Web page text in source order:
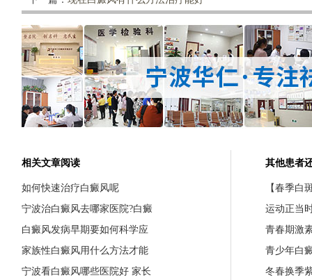
相关文章阅读
如何快速治疗白癜风呢
宁波治白癜风去哪家医院?白癜
白癜风发病早期要如何科学应
家族性白癜风用什么方法才能
宁波看白癜风哪些医院好 家长
其他患者
【春季白
运动正当
青春期激
青少年白
冬春换季